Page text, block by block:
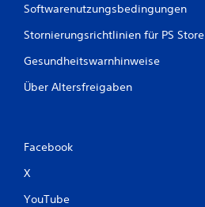
Softwarenutzungsbedingungen
Stornierungsrichtlinien für PS Store
Gesundheitswarnhinweise
Über Altersfreigaben
Facebook
X
YouTube